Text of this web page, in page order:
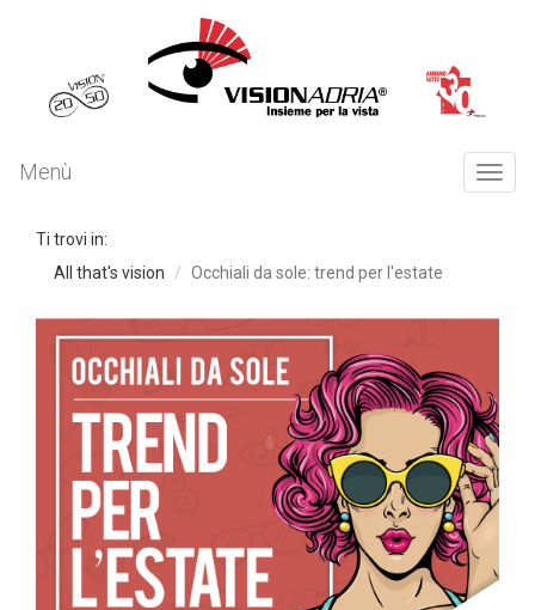
Menù
Ti trovi in:
All that's vision
Occhiali da sole: trend per l'estate